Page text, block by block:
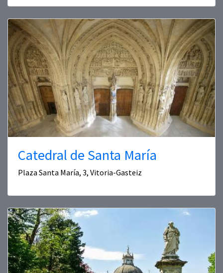
Catedral de Santa María
Plaza Santa María, 3, Vitoria-Gasteiz